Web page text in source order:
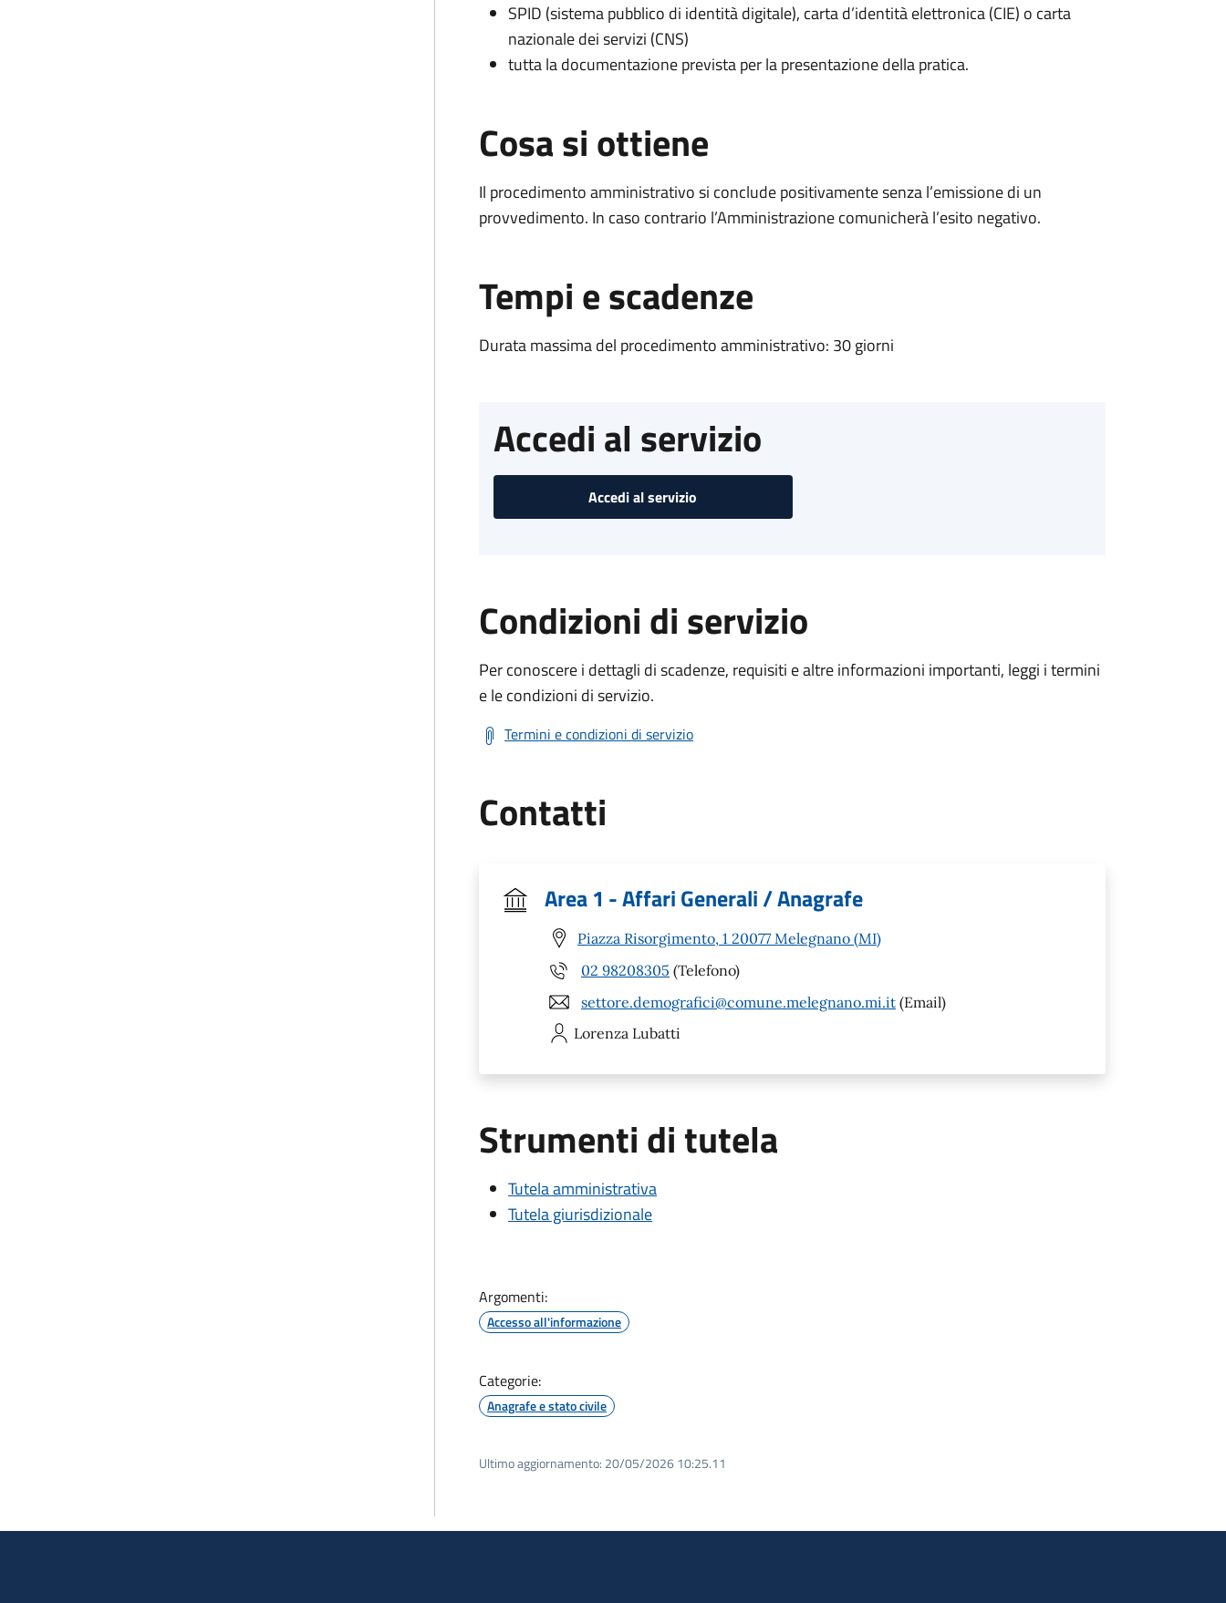
SPID (sistema pubblico di identità digitale), carta d’identità elettronica (CIE) o carta
nazionale dei servizi (CNS)
tutta la documentazione prevista per la presentazione della pratica.
Cosa si ottiene
Il procedimento amministrativo si conclude positivamente senza l’emissione di un
provvedimento. In caso contrario l’Amministrazione comunicherà l’esito negativo.
Tempi e scadenze
Durata massima del procedimento amministrativo: 30 giorni
Accedi al servizio
Accedi al servizio
Condizioni di servizio
Per conoscere i dettagli di scadenze, requisiti e altre informazioni importanti, leggi i termini
e le condizioni di servizio.
Termini e condizioni di servizio
Contatti
Area 1 - Affari Generali / Anagrafe
Piazza Risorgimento, 1 20077 Melegnano (MI)
02 98208305 (Telefono)
settore.demografici@comune.melegnano.mi.it (Email)
Lorenza Lubatti
Strumenti di tutela
Tutela amministrativa
Tutela giurisdizionale
Argomenti:
Accesso all'informazione
Categorie:
Anagrafe e stato civile
Ultimo aggiornamento: 20/05/2026 10:25.11